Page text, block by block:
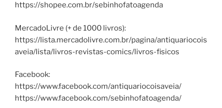
https://shopee.com.br/sebinhofatoagenda
MercadoLivre (+ de 1000 livros):
https://lista.mercadolivre.com.br/pagina/antiquariocois
aveia/lista/livros-revistas-comics/livros-fisicos
Facebook:
https://www.facebook.com/antiquariocoisaveia/
https://www.facebook.com/sebinhofatoagenda/